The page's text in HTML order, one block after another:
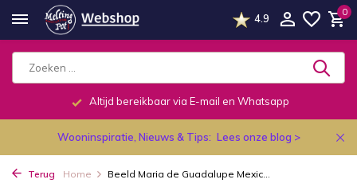
4.9
0
Altijd bereikbaar via E-mail en Whatsapp
Wooninspiratie, Nieuws & Tips: Lees onze blog >
Terug Home Beeld Maria de Guadalupe Mexic...